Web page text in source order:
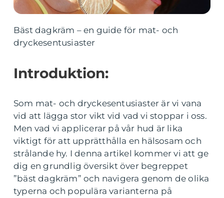
Bäst dagkräm – en guide för mat- och
dryckesentusiaster
Introduktion:
Som mat- och dryckesentusiaster är vi vana
vid att lägga stor vikt vid vad vi stoppar i oss.
Men vad vi applicerar på vår hud är lika
viktigt för att upprätthålla en hälsosam och
strålande hy. I denna artikel kommer vi att ge
dig en grundlig översikt över begreppet
”bäst dagkräm” och navigera genom de olika
typerna och populära varianterna på